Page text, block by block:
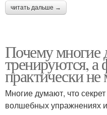
читать дальше →
Почему многие
тренируются, а
практически не
Многие думают, что
волшебных упражнениях